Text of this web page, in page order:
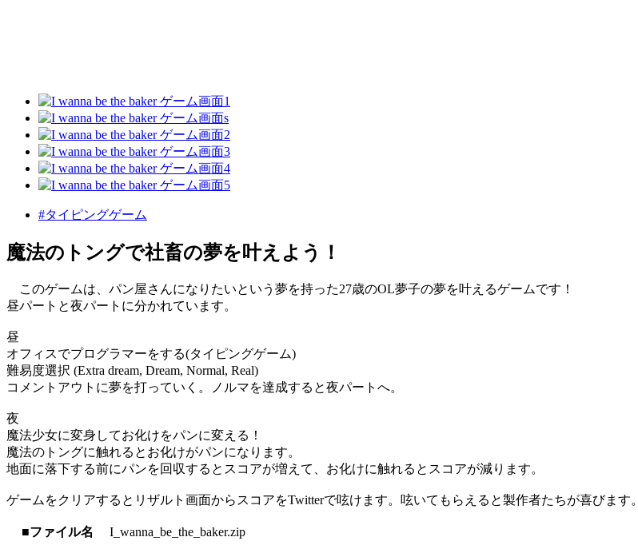
#タイピングゲーム
魔法のトングで社畜の夢を叶えよう！
このゲームは、パン屋さんになりたいという夢を持った27歳のOL夢子の夢を叶えるゲームです！
昼パートと夜パートに分かれています。
昼
オフィスでプログラマーをする(タイピングゲーム)
難易度選択 (Extra dream, Dream, Normal, Real)
コメントアウトに夢を打っていく。ノルマを達成すると夜パートへ。
夜
魔法少女に変身してお化けをパンに変える！
魔法のトングに触れるとお化けがパンになります。
地面に落下する前にパンを回収するとスコアが増えて、お化けに触れるとスコアが減ります。
ゲームをクリアするとリザルト画面からスコアをTwitterで呟けます。呟いてもらえると製作者たちが喜びます。
■ファイル名
I_wanna_be_the_baker.zip